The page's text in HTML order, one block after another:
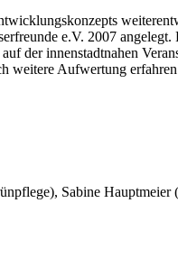
e.V. 2007
der innenstadtnahen
weitere Aufwertung
Sabine